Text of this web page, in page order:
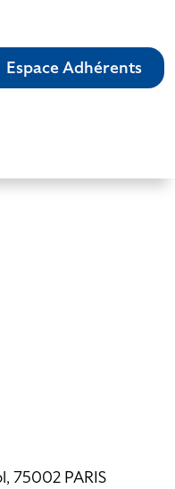
Espace Adhérents
75002 PARIS